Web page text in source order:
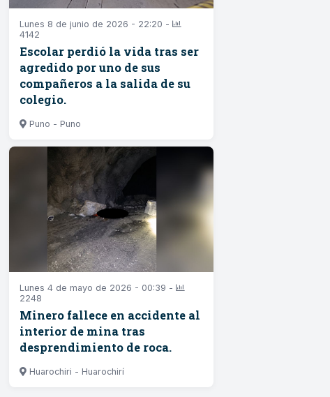
Lunes 8 de junio de 2026 - 22:20 -
4142
Escolar perdió la vida tras ser
agredido por uno de sus
compañeros a la salida de su
colegio.
Puno - Puno
Lunes 4 de mayo de 2026 - 00:39 -
2248
Minero fallece en accidente al
interior de mina tras
desprendimiento de roca.
Huarochiri - Huarochirí